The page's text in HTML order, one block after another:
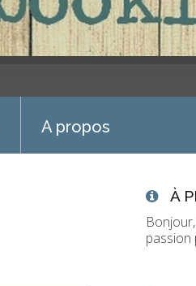
A propos
À
passion